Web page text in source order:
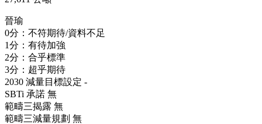
晉瑜
0分：不符期待/資料不足
1分：有待加強
2分：合乎標準
3分：超乎期待
2030 減量目標設定 -
SBTi 承諾 無
範疇三揭露 無
範疇三減量規劃 無